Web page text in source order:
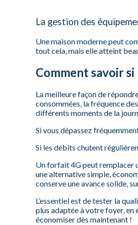
La gestion des
Une maison moderne peut
tout cela, mais elle atteint
Comment savoir
La meilleure façon de
consommées, la fréquence
différents moments de la
Si vous dépassez
Si les débits chutent
Un forfait 4G peut remplacer
une alternative simple,
conserve une avance solide,
L’essentiel est de tester la
plus adaptée à votre foyer,
économiser dès maintenant !